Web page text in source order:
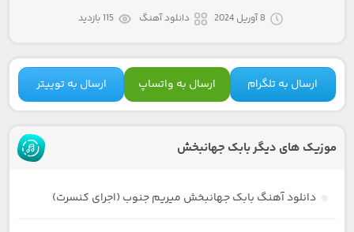
8 آوریل 2024 دانلود آهنگ 115 بازدید
ارسال به تلگرام ارسال به واتساپ ارسال به توییتر
موزیک های دیگر بابک جهانبخش
دانلود آهنگ بابک جهانبخش میریم جنوب (اجرای کنسرت)